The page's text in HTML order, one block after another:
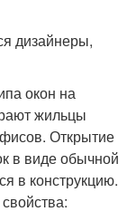
дизайнеры,
окон на
жильцы
Открытие
в виде обычной
в конструкцию.